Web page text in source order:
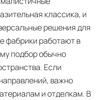
классика, и
решения для
фабрики работают в
подбор обычно
Если
важно
и отделкам. В